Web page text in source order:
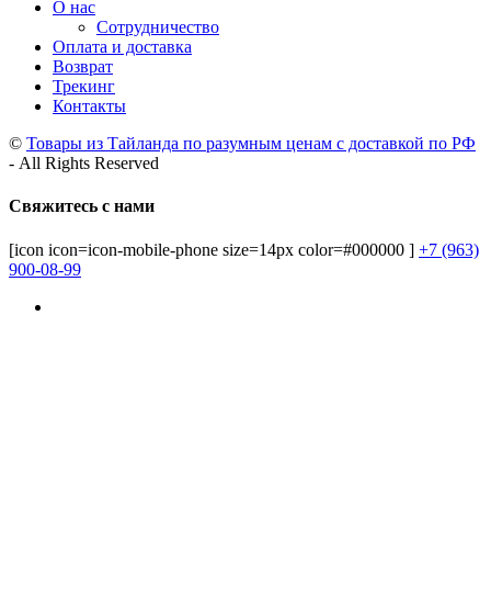
О нас
Сотрудничество
Оплата и доставка
Возврат
Трекинг
Контакты
© Товары из Тайланда по разумным ценам с доставкой по РФ
- All Rights Reserved
Свяжитесь с нами
[icon icon=icon-mobile-phone size=14px color=#000000 ] +7 (963)
900-08-99